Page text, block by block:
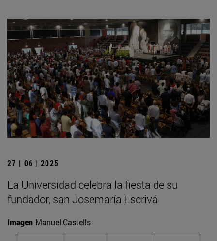
27 | 06 | 2025
La Universidad celebra la fiesta de su
fundador, san Josemaría Escrivá
Imagen Manuel Castells